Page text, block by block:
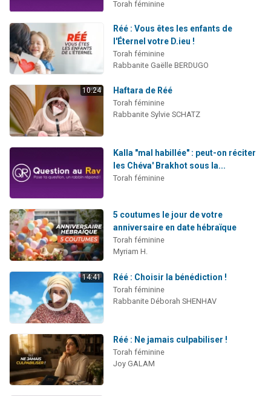
Torah féminine
Réé : Vous êtes les enfants de
l'Éternel votre D.ieu !
Torah féminine
Rabbanite Gaëlle BERDUGO
10:24 Haftara de Réé
Torah féminine
Rabbanite Sylvie SCHATZ
Kalla "mal habillée" : peut-on réciter
les Chéva' Brakhot sous la...
Torah féminine
5 coutumes le jour de votre
anniversaire en date hébraïque
Torah féminine
Myriam H.
14:41 Réé : Choisir la bénédiction !
Torah féminine
Rabbanite Déborah SHENHAV
Réé : Ne jamais culpabiliser !
Torah féminine
Joy GALAM